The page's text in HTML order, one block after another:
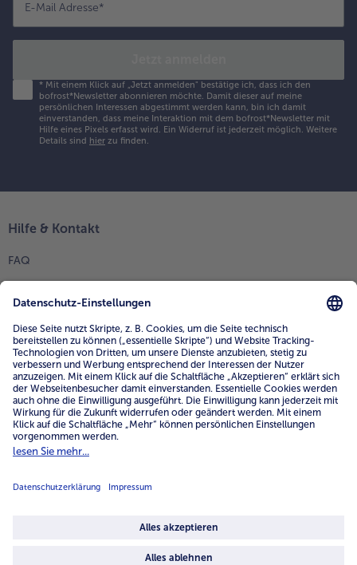
E-Mail Adresse*
* Mit einem Klick auf „Jetzt anmelden" bestätige ich, dass ich den
bofrost*Newsletter abonnieren möchte. Damit dieser auf meine
persönlichen Interessen abgestimmt werden kann, bin ich damit
einverstanden, dass meine Interaktion mit dem bofrost*Newsletter mit
Hilfe eines Pixels erfasst wird. Ein Widerruf ist jederzeit möglich. Weitere
Details sind hier zu finden.
Hilfe & Kontakt
FAQ
Kontakt
Mein bofrost*
www.bofrost.de
service@bofrost.de
0800 - 000 19 18
Mo.-Fr.: 7-21 Uhr Sa: 8-16 Uhr
Service
Unternehmen